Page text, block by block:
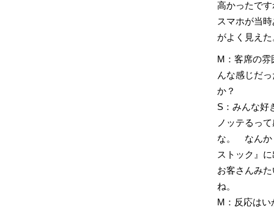
高かったで
スマホが当
がよく見えた
M：客席の雰
んな感じだ
か？
S：みんな好
ノッテるっ
な。 なんか
ストック』
お客さんみ
ね。
M：反応はい